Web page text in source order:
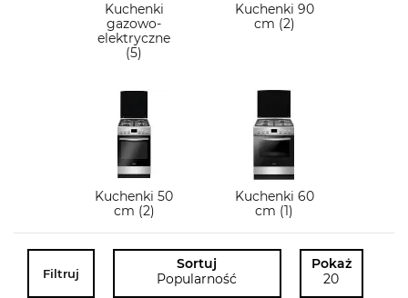
Kuchenki
gazowo-
elektryczne
(5)
Kuchenki 90
cm (2)
Kuchenki 50
cm (2)
Kuchenki 60
cm (1)
Filtruj
Sortuj
Popularność
Pokaż
20